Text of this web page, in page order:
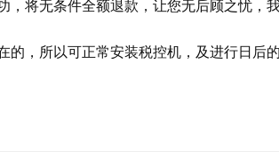
，将无条件全额退款，让您无后顾之忧，
的，所以可正常安装税控机，及进行日后